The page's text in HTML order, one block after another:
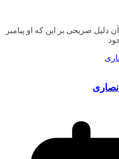
در قرآن دلیل صریحی بر این که او پیامبر